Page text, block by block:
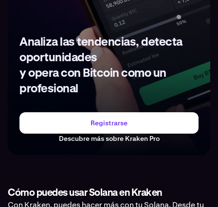
Analiza las tendencias, detecta
oportunidades
y opera con Bitcoin como un
profesional
Registrarse
Descubre más sobre Kraken Pro
Cómo puedes usar Solana en Kraken
Con Kraken, puedes hacer más con tu Solana. Desde tu